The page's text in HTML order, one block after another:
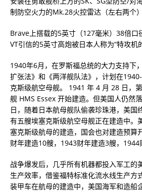
制防空火力的Mk.28火控雷达（左右两个）
Brave上搭载的5英寸（127毫米）38倍
VT引信的5英寸高炮被日本人称为“特攻机
1940年6月，在罗斯福总统的大力支持下
扩张法》和《两洋舰队法》，计划在
克斯级航空母舰。 1941 年 4 月 28 日，
舰 HMS Essex 开始建造。但美国人仍然
日，随着日本航母舰队偷袭珍珠港，美国
有五艘埃塞克斯级航空母舰正在建造中。
塞克斯级航母的建造，国会也对建造预算
财年建造10艘，1943财年建造3艘，1944
战争爆发后，几乎所有机器都投入军工的
生产效率，借鉴福特标准化流水线生产方
装甲车在航母的建造中，美国海军和造船